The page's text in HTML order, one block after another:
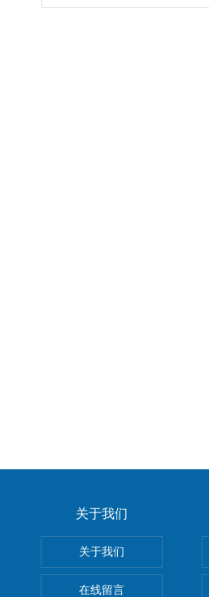
关于我们
关于我们
在线留言